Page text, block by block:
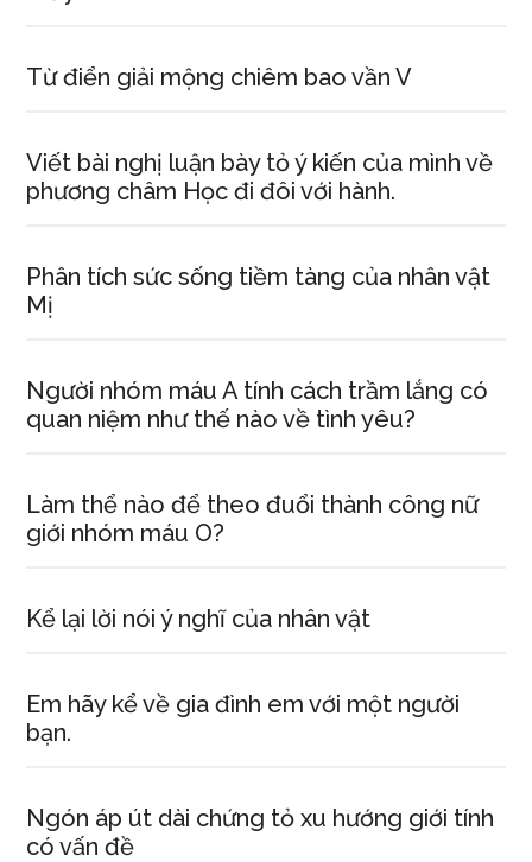
Từ điển giải mộng chiêm bao vần V
Viết bài nghị luận bày tỏ ý kiến của mình về
phương châm Học đi đôi với hành.
Phân tích sức sống tiềm tàng của nhân vật
Mị
Người nhóm máu A tính cách trầm lắng có
quan niệm như thế nào về tình yêu?
Làm thể nào để theo đuổi thành công nữ
giới nhóm máu O?
Kể lại lời nói ý nghĩ của nhân vật
Em hãy kể về gia đình em với một người
bạn.
Ngón áp út dài chứng tỏ xu hướng giới tính
có vấn đề